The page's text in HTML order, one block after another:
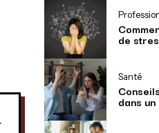
de
Santé
dans